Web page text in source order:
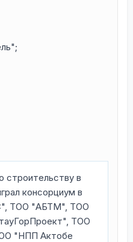
строительству в
консорциум в
ТОО "АБТМ", ТОО
ТОО
"НПП Актобе